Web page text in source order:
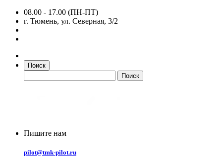
08.00 - 17.00 (ПН-ПТ)
г. Тюмень, ул. Северная, 3/2
Поиск
Пишите нам
pilot@tmk-pilot.ru